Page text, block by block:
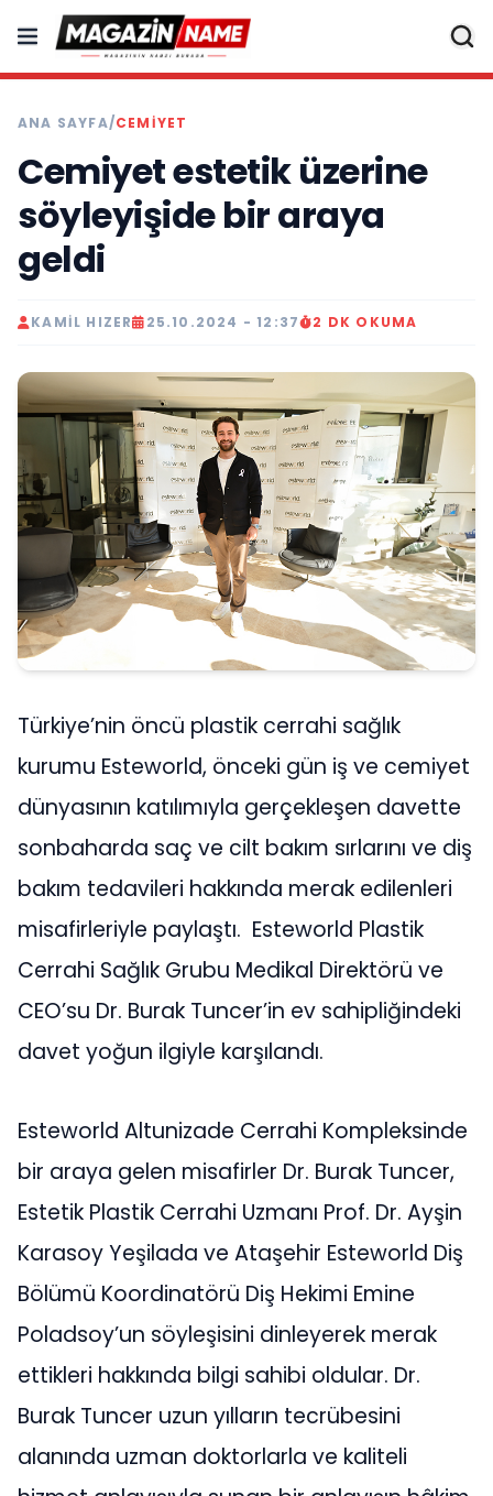
ANA SAYFA/CEMIYET
Cemiyet estetik üzerine
söyleyişide bir araya
geldi
KAMIL HIZER 25.10.2024 - 12:37 2 DK OKUMA
Türkiye’nin öncü plastik cerrahi sağlık
kurumu Esteworld, önceki gün iş ve cemiyet
dünyasının katılımıyla gerçekleşen davette
sonbaharda saç ve cilt bakım sırlarını ve diş
bakım tedavileri hakkında merak edilenleri
misafirleriyle paylaştı. Esteworld Plastik
Cerrahi Sağlık Grubu Medikal Direktörü ve
CEO’su Dr. Burak Tuncer’in ev sahipliğindeki
davet yoğun ilgiyle karşılandı.
Esteworld Altunizade Cerrahi Kompleksinde
bir araya gelen misafirler Dr. Burak Tuncer,
Estetik Plastik Cerrahi Uzmanı Prof. Dr. Ayşin
Karasoy Yeşilada ve Ataşehir Esteworld Diş
Bölümü Koordinatörü Diş Hekimi Emine
Poladsoy’un söyleşisini dinleyerek merak
ettikleri hakkında bilgi sahibi oldular. Dr.
Burak Tuncer uzun yılların tecrübesini
alanında uzman doktorlarla ve kaliteli